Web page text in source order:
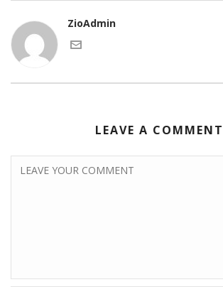
ZioAdmin
LEAVE A COMMENT